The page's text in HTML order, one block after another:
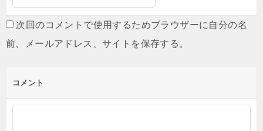
次回のコメントで使用するためブラウザーに自分の名
前、メールアドレス、サイトを保存する。
コメント